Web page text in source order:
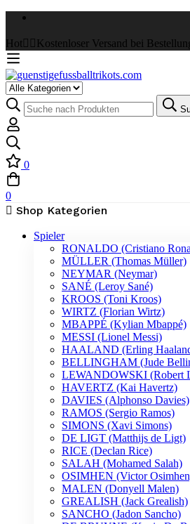
Hot ✌🏼Kostenloser Versand bei
Select
a
Category
Suche
nach:
0
0
Shop Kategorien
Spieler
RONALDO (Cristiano
MÜLLER (Thomas Müller)
NEYMAR (Neymar)
SANÉ (Leroy Sané)
KROOS (Toni Kroos)
WIRTZ (Florian Wirtz)
MBAPPÉ (Kylian Mbappé)
MESSI (Lionel Messi)
HAALAND (Erling
BELLINGHAM (Jude
LEWANDOWSKI (Robert
HAVERTZ (Kai Havertz)
DAVIES (Alphonso Davies)
RAMOS (Sergio Ramos)
SIMONS (Xavi Simons)
DE LIGT (Matthijs de Ligt)
RICE (Declan Rice)
SALAH (Mohamed Salah)
OSIMHEN (Victor
MALEN (Donyell Malen)
GREALISH (Jack Grealish)
SANCHO (Jadon Sancho)